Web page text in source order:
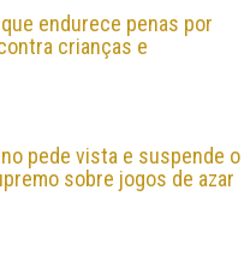
endurece penas por
crianças e
pede vista e suspende o
sobre jogos de azar